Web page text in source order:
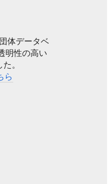
体データベ
明性の高い
。
ら